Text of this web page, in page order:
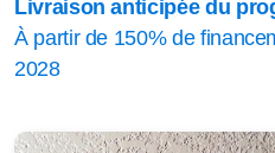
Livraison anticipée du
À partir de 150% de
2028